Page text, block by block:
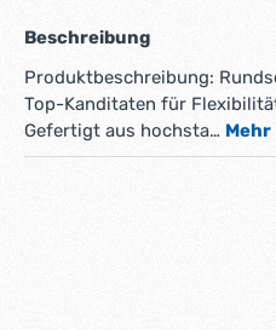
Beschreibung
Produktbeschreibung:
Top-Kanditaten für
Gefertigt aus hochsta… Mehr